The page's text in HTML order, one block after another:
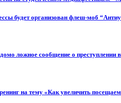
будет организован флеш-моб
ложное сообщение о
на тему «Как увеличить